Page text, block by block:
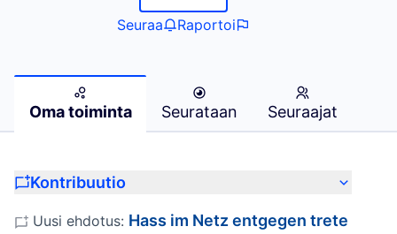
Seuraa
Raportoi
Oma toiminta Seurataan Seuraajat
Kontribuutio
Uusi ehdotus: Hass im Netz entgegen trete